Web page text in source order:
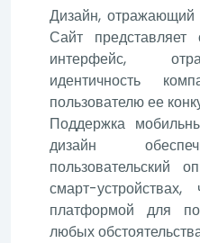
Дизайн, отражающий
Сайт представляет
интерфейс,
идентичность
пользователю ее
Поддержка
дизайн
пользовательский
смарт-
платформой для
любых